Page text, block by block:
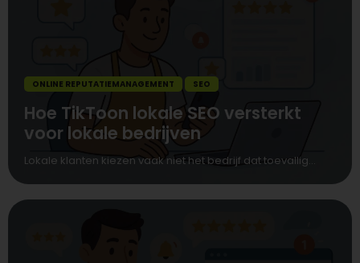
ONLINE REPUTATIEMANAGEMENT SEO
Hoe TikToon lokale SEO versterkt
voor lokale bedrijven
Lokale klanten kiezen vaak niet het bedrijf dat toevallig...